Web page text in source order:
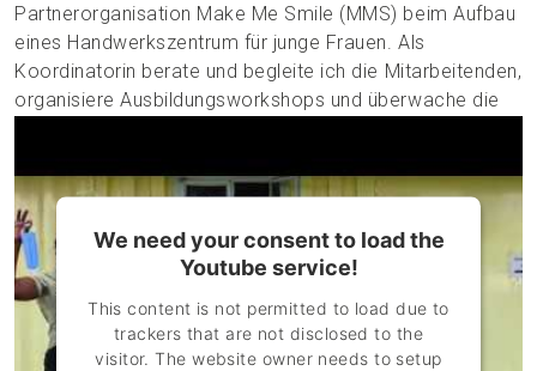
Partnerorganisation Make Me Smile (MMS) beim Aufbau
eines Handwerkszentrum für junge Frauen. Als
Koordinatorin berate und begleite ich die Mitarbeitenden,
organisiere Ausbildungsworkshops und überwache die
Arbeit zu finden; die individuellen Lebensbedingungen
können so kaum verbessert werden. Daher bin ich stolz
auf die vielen jungen Frauen, die mit dem
Handwerkszentrum nicht nur eine Chance erhalten,
sondern diese auch ergreifen, um für sich und ihre
Familien ein regelmässiges Einkommen zu
erwirtschaften.
We need your consent to load the
Youtube service!
This content is not permitted to load due to
trackers that are not disclosed to the
visitor. The website owner needs to setup